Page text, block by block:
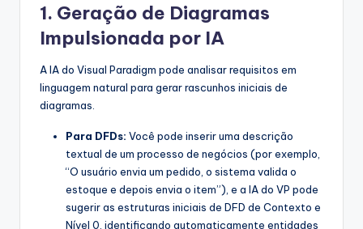
1. Geração de Diagramas
Impulsionada por IA
A IA do Visual Paradigm pode analisar requisitos em
linguagem natural para gerar rascunhos iniciais de
diagramas.
Para DFDs: Você pode inserir uma descrição
textual de um processo de negócios (por exemplo,
“O usuário envia um pedido, o sistema valida o
estoque e depois envia o item”), e a IA do VP pode
sugerir as estruturas iniciais de DFD de Contexto e
Nível 0, identificando automaticamente entidades